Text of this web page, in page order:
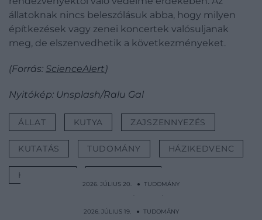
állatoknak nincs beleszólásuk abba, hogy milyen
építkezések vagy zenei koncertek valósuljanak
meg, de elszenvedhetik a következményeket.
(Forrás: ScienceAlert)
Nyitókép: Unsplash/Ralu Gal
ÁLLAT KUTYA ZAJSZENNYEZÉS
KUTATÁS TUDOMÁNY HÁZIKEDVENC
HÁZIÁLLAT
2026. JÚLIUS 20. ● TUDOMÁNY
Mindenki a hűtő ajtajában tárolja, pedig ez
a lehető…
2026. JÚLIUS 19. ● TUDOMÁNY